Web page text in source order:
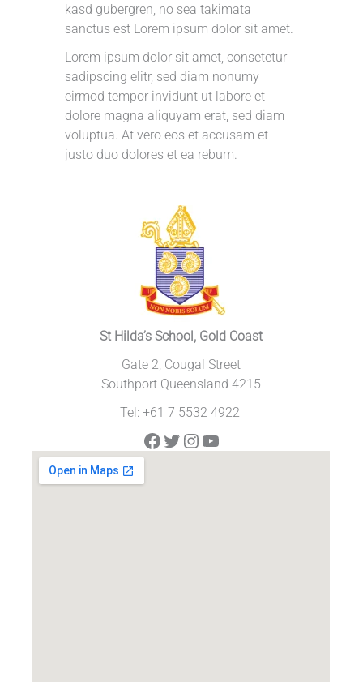
kasd gubergren, no sea takimata
sanctus est Lorem ipsum dolor sit amet.
Lorem ipsum dolor sit amet, consetetur
sadipscing elitr, sed diam nonumy
eirmod tempor invidunt ut labore et
dolore magna aliquyam erat, sed diam
voluptua. At vero eos et accusam et
justo duo dolores et ea rebum.
St Hilda’s School, Gold Coast
Gate 2, Cougal Street
Southport Queensland 4215
Tel: +61 7 5532 4922
Facebook
Twitter
Instagram
YouTube